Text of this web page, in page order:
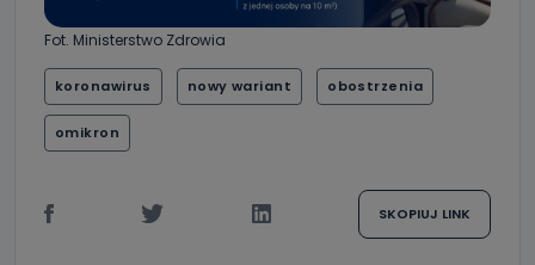
Fot. Ministerstwo Zdrowia
koronawirus nowy wariant obostrzenia
omikron
SKOPIUJ LINK